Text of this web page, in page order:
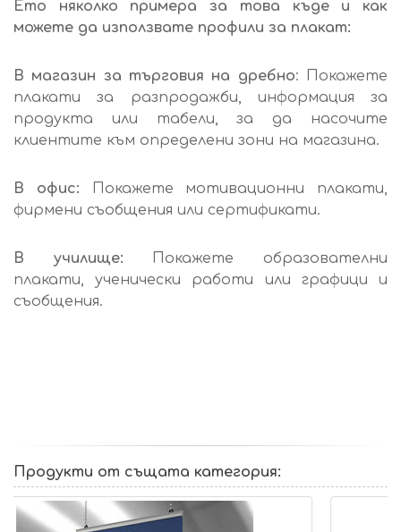
Ето няколко примера за това къде и как
можете да използвате профили за плакат:
В магазин за търговия на дребно: Покажете
плакати за разпродажби, информация за
продукта или табели, за да насочите
клиентите към определени зони на магазина.
В офис:
Покажете мотивационни плакати,
фирмени съобщения или сертификати.
В училище: Покажете образователни
плакати, ученически работи или графици и
съобщения.
Продукти от същата категория: